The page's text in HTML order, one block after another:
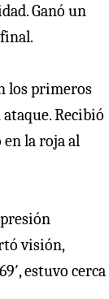
Ganó un
los primeros
Recibió
en la roja al
visión,
estuvo cerca